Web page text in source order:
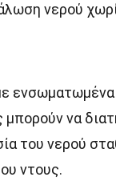
νερού
μπορούν να
του νερού
ντους.